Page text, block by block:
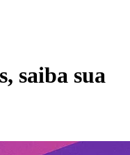
saiba sua